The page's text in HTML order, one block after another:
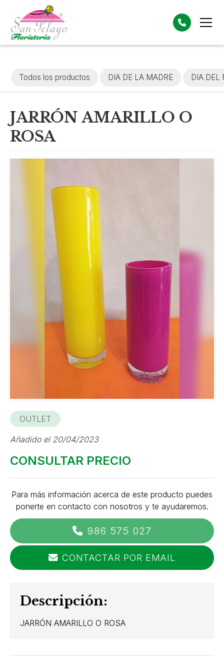
Todos los productos DIA DE LA MADRE DIA DEL
JARRÓN AMARILLO O
ROSA
OUTLET
Añadido el 20/04/2023
CONSULTAR PRECIO
Para más información acerca de este producto puedes
ponerte en contacto con nosotros y te ayudaremos.
986 575 027
CONTACTAR POR EMAIL
Descripción:
JARRÓN AMARILLO O ROSA